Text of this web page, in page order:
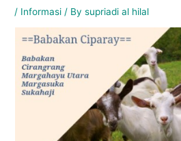
/ Informasi / Bysupriadi al hilal